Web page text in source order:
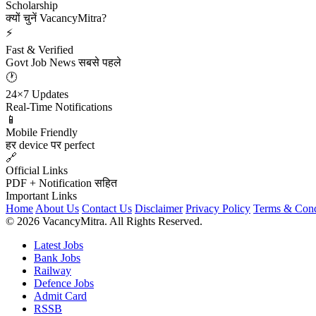
Scholarship
क्यों चुनें VacancyMitra?
⚡
Fast & Verified
Govt Job News सबसे पहले
🕐
24×7 Updates
Real-Time Notifications
📱
Mobile Friendly
हर device पर perfect
🔗
Official Links
PDF + Notification सहित
Important Links
Home About Us Contact Us Disclaimer Privacy Policy Terms &
© 2026 VacancyMitra. All Rights Reserved.
Latest Jobs
Bank Jobs
Railway
Defence Jobs
Admit Card
RSSB